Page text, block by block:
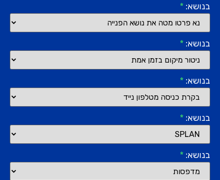
בנושא: *
בנושא: *
בנושא: *
בנושא: *
בנושא: *